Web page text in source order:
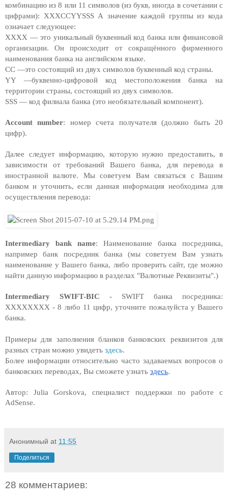
комбинацию из 8 или 11 символов (из букв, иногда в сочетании с
цифрами): XXXCCYYSSS А значение каждой группы из кода
означает следующее:
XXXX — это уникальный буквенный код банка или финансовой
организации. Он происходит от сокращённого фирменного
наименования банка на английском языке.
CC —это состоящий из двух символов буквенный код страны.
YY —буквенно-цифровой код местоположения банка на
территории страны, состоящий из двух символов.
SSS — код филиала банка (это необязательный компонент).
Account number: номер счета получателя (должно быть 20
цифр).
Далее следует информацию, которую нужно предоставить, в
зависимости от требований Вашего банка, для перевода в
иностранной валюте. Мы советуем Вам связаться с Вашим
банком и уточнить, если данная информация необходима для
осуществления перевода:
Intermediary bank name: Наименование банка посредника,
например банк посрeдник банка (мы советуем Вам узнать
наименование у Вашего банка, либо проверить сайт, где можно
найти данную информацию в разделах "Валютные Реквизиты".)
Intermediary SWIFT-BIC - SWIFT банка посредника:
XXXXXXXX - 8 либо 11 цифр, уточните пожалуйста у Вашего
банка.
Примеры для заполнения бланков банковских реквизитов для
разных стран можно увидеть здесь.
Более информации относительно часто задаваемых вопросов о
банковских переводах, Вы сможете узнать здесь.
Автор: Julia Gorskova, специалист поддержки по работе с
AdSense.
Анонимный at 11:55
Поделиться
28 комментариев: